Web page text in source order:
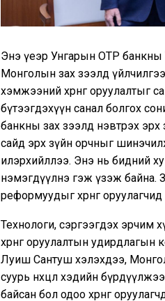
Энэ үеэр Унгарын OTP
Монголын зах зээлд
хэмжээний хөрөнгө оруулалтыг
бүтээгдэхүүн санал болгох
банкны зах зээлд нэвтрэх эрх
сайд эрх зүйн орчныг
илэрхийллээ. Энэ нь бидний
нэмэгдүүлнэ гэж үзэж байна.
реформуудыг хөрөнгө
Технологи, сэргээгдэх эрчим
хөрөнгө оруулалтын
Луиш Сантуш хэлэхдээ, Монгол
суурь нөхцөлөө хэдийн
байсан бол одоо хөрөнгө